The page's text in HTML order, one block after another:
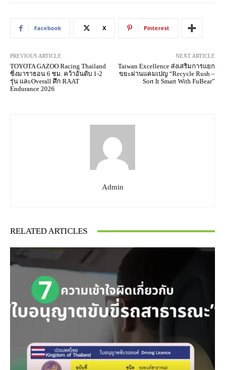
Facebook X Pinterest
PREVIOUS ARTICLE
TOYOTA GAZOO Racing Thailand
ซิ่งมาราธอน 6 ชม. คว้าอันดับ 1-2
รุ่น และOverall ศึก RAAT
Endurance 2026
NEXT ARTICLE
Taiwan Excellence ส่งเสริมการแยก
ขยะผ่านแคมเปญ “Recycle Rush –
Sort It Smart With FuBear”
Admin
RELATED ARTICLES